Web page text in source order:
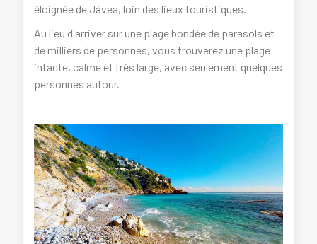
éloignée de Jávea, loin des lieux touristiques.
Au lieu d'arriver sur une plage bondée de parasols et
de milliers de personnes, vous trouverez une plage
intacte, calme et très large, avec seulement quelques
personnes autour.